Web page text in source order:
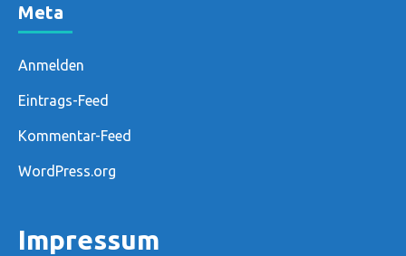
Meta
Anmelden
Eintrags-Feed
Kommentar-Feed
WordPress.org
Impressum